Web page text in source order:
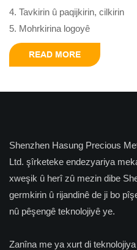
4. Tavkirin û paqijkirin, cilkirin
5. Mohrkirina logoyê
READ MORE
Shenzhen Hasung Precious
Ltd. şîrketeke endezyariya
xweşik û herî zû mezin dibe
germkirin û rijandinê de ji bo
nû pêşengê teknolojiyê ye.
Zanîna me ya xurt di